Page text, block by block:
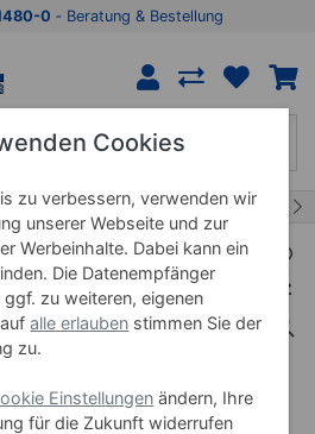
Zur Produktbeschreibung
0 ‐ Beratung & Bestellung
115/230
DP3
Cookies
zu verbessern, verwenden wir
unserer Webseite und zur
Werbeinhalte. Dabei kann ein
Die Datenempfänger
zu weiteren, eigenen
aufalle erlauben stimmen Sie der
zu.
Einstellungen ändern, Ihre
für die Zukunft widerrufen